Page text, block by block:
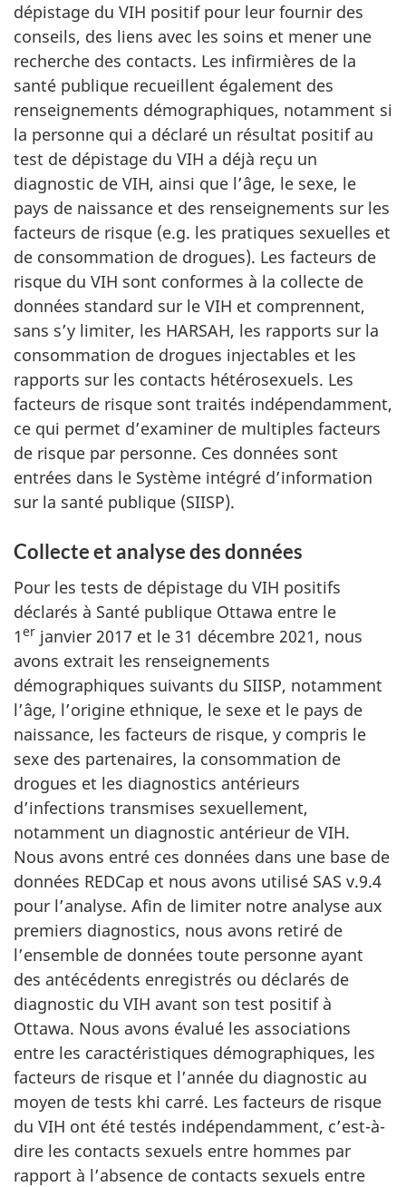
dépistage du VIH positif pour leur fournir des
conseils, des liens avec les soins et mener une
recherche des contacts. Les infirmières de la
santé publique recueillent également des
renseignements démographiques, notamment si
la personne qui a déclaré un résultat positif au
test de dépistage du VIH a déjà reçu un
diagnostic de VIH, ainsi que l’âge, le sexe, le
pays de naissance et des renseignements sur les
facteurs de risque (e.g. les pratiques sexuelles et
de consommation de drogues). Les facteurs de
risque du VIH sont conformes à la collecte de
données standard sur le VIH et comprennent,
sans s’y limiter, les HARSAH, les rapports sur la
consommation de drogues injectables et les
rapports sur les contacts hétérosexuels. Les
facteurs de risque sont traités indépendamment,
ce qui permet d’examiner de multiples facteurs
de risque par personne. Ces données sont
entrées dans le Système intégré d’information
sur la santé publique (SIISP).
Collecte et analyse des données
Pour les tests de dépistage du VIH positifs
déclarés à Santé publique Ottawa entre le
1er janvier 2017 et le 31 décembre 2021, nous
avons extrait les renseignements
démographiques suivants du SIISP, notamment
l’âge, l’origine ethnique, le sexe et le pays de
naissance, les facteurs de risque, y compris le
sexe des partenaires, la consommation de
drogues et les diagnostics antérieurs
d’infections transmises sexuellement,
notamment un diagnostic antérieur de VIH.
Nous avons entré ces données dans une base de
données REDCap et nous avons utilisé SAS v.9.4
pour l’analyse. Afin de limiter notre analyse aux
premiers diagnostics, nous avons retiré de
l’ensemble de données toute personne ayant
des antécédents enregistrés ou déclarés de
diagnostic du VIH avant son test positif à
Ottawa. Nous avons évalué les associations
entre les caractéristiques démographiques, les
facteurs de risque et l’année du diagnostic au
moyen de tests khi carré. Les facteurs de risque
du VIH ont été testés indépendamment, c’est-à-
dire les contacts sexuels entre hommes par
rapport à l’absence de contacts sexuels entre